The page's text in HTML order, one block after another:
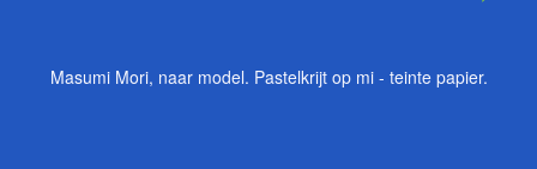
Masumi Mori, naar model. Pastelkrijt op mi - teinte papier.